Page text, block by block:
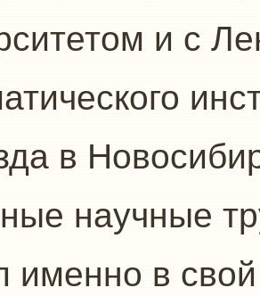
и с
в
научные
именно в